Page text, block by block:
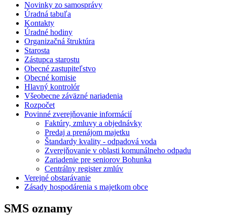
Novinky zo samosprávy
Úradná tabuľa
Kontakty
Úradné hodiny
Organizačná štruktúra
Starosta
Zástupca starostu
Obecné zastupiteľstvo
Obecné komisie
Hlavný kontrolór
Všeobecne záväzné nariadenia
Rozpočet
Povinné zverejňovanie informácií
Faktúry, zmluvy a objednávky
Predaj a prenájom majetku
Štandardy kvality - odpadová voda
Zverejňovanie v oblasti komunálneho odpadu
Zariadenie pre seniorov Bohunka
Centrálny register zmlúv
Verejné obstarávanie
Zásady hospodárenia s majetkom obce
SMS oznamy